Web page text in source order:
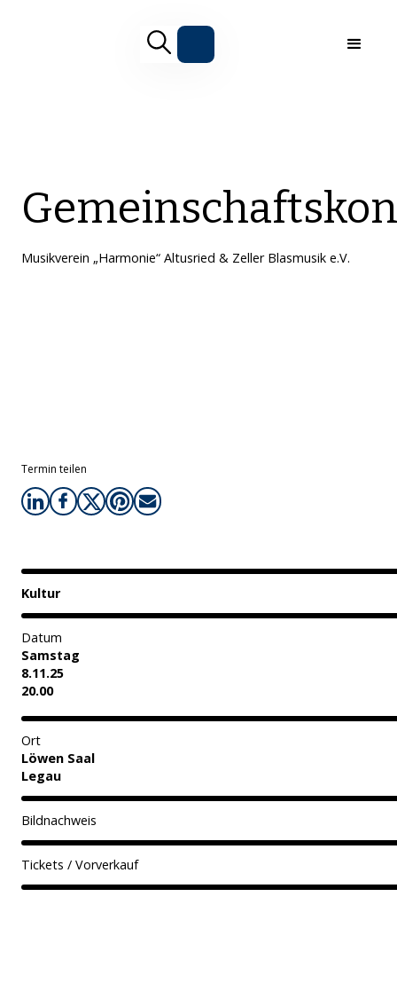
Musikverein „Harmonie“ Altusried & Zeller Blasmusik e.V.
Kultur
Datum
Samstag
8.11.25
20.00
Ort
Löwen Saal
Legau
Bildnachweis
Tickets / Vorverkauf
Termin teilen